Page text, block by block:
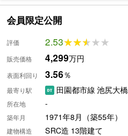
会員限定公開
評価 2.53★★★★★
★★★★★
販売価格 4,299万円
表面利回り 3.56％
最寄り駅 田園都市線 池尻大
所在地 -
築年月 1971年8月（築55年）
建物構造 SRC造 13階建て